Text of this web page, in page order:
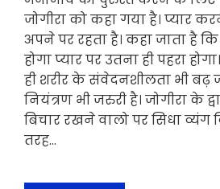
जोगीरा को कहा गया है। प्यार
अपने पर रहता है। कहा जाता है
होगा प्यार पर उतना ही पहरा
ही शरीर के संवेदनशीलता भी बढ़
नियंत्रण भी जरुरी है। जोगीरा के
बिचार रखने वालो पर सिधा व्यंग
तरह…